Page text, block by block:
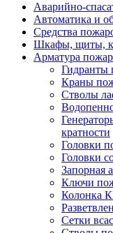
Аварийно-
Автоматика и
Средства
Шкафы, щиты,
Арматура
Гидранты
Краны
Стволы
кратности
Головки
Головки
Запорная
Ключи
Колонка
Сетки